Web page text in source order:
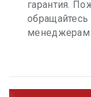
гарантия.
менеджерам